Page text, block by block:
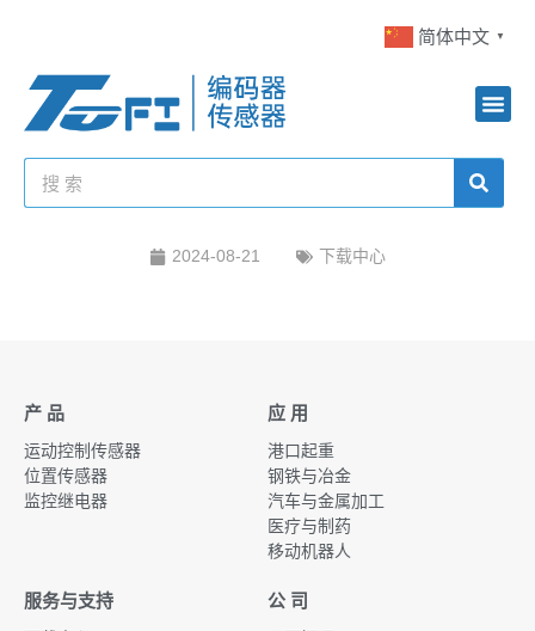
简体中文 ▼
2024-08-21 下载中心
产 品
运动控制传感器
位置传感器
监控继电器
应 用
港口起重
钢铁与冶金
汽车与金属加工
医疗与制药
移动机器人
服务与支持 公 司